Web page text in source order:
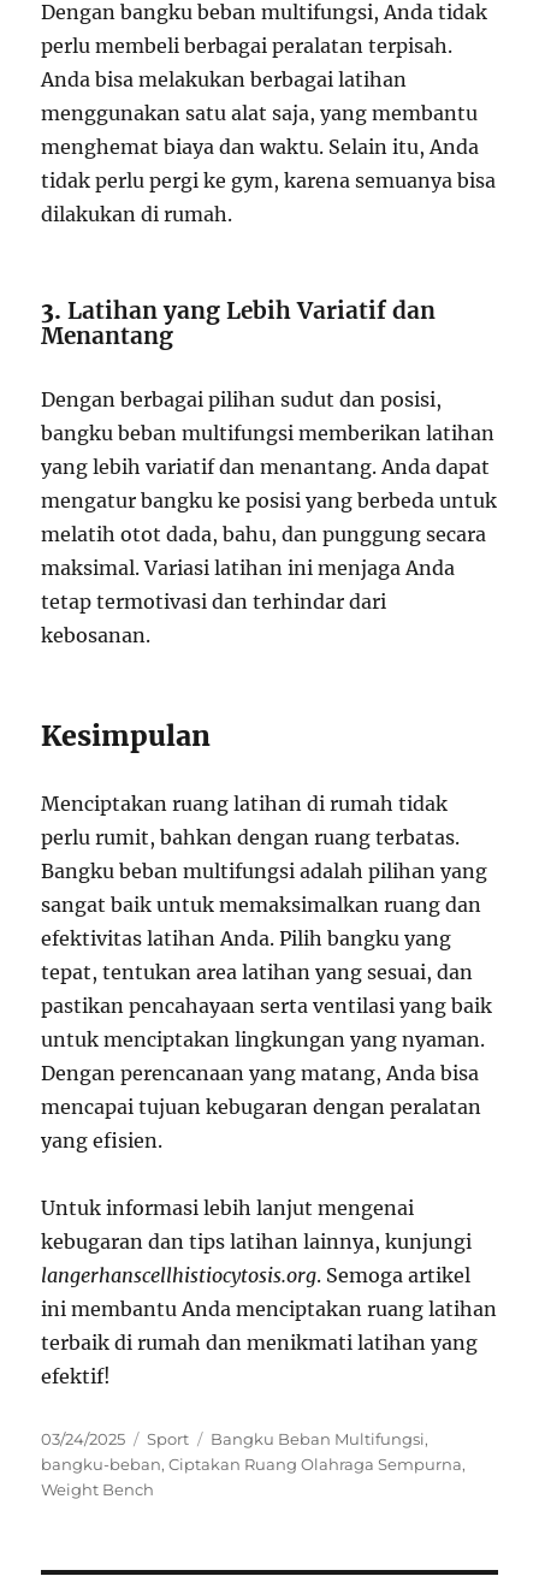
Dengan bangku beban multifungsi, Anda tidak
perlu membeli berbagai peralatan terpisah.
Anda bisa melakukan berbagai latihan
menggunakan satu alat saja, yang membantu
menghemat biaya dan waktu. Selain itu, Anda
tidak perlu pergi ke gym, karena semuanya bisa
dilakukan di rumah.
3.Latihan yang Lebih Variatif dan
Menantang
Dengan berbagai pilihan sudut dan posisi,
bangku beban multifungsi memberikan latihan
yang lebih variatif dan menantang. Anda dapat
mengatur bangku ke posisi yang berbeda untuk
melatih otot dada, bahu, dan punggung secara
maksimal. Variasi latihan ini menjaga Anda
tetap termotivasi dan terhindar dari
kebosanan.
Kesimpulan
Menciptakan ruang latihan di rumah tidak
perlu rumit, bahkan dengan ruang terbatas.
Bangku beban multifungsi adalah pilihan yang
sangat baik untuk memaksimalkan ruang dan
efektivitas latihan Anda. Pilih bangku yang
tepat, tentukan area latihan yang sesuai, dan
pastikan pencahayaan serta ventilasi yang baik
untuk menciptakan lingkungan yang nyaman.
Dengan perencanaan yang matang, Anda bisa
mencapai tujuan kebugaran dengan peralatan
yang efisien.
Untuk informasi lebih lanjut mengenai
kebugaran dan tips latihan lainnya, kunjungi
langerhanscellhistiocytosis.org. Semoga artikel
ini membantu Anda menciptakan ruang latihan
terbaik di rumah dan menikmati latihan yang
efektif!
Posted
on
03/24/2025 Categories
Sport Tags
Bangku Beban Multifungsi,
bangku-beban,Ciptakan Ruang Olahraga Sempurna,
Weight Bench